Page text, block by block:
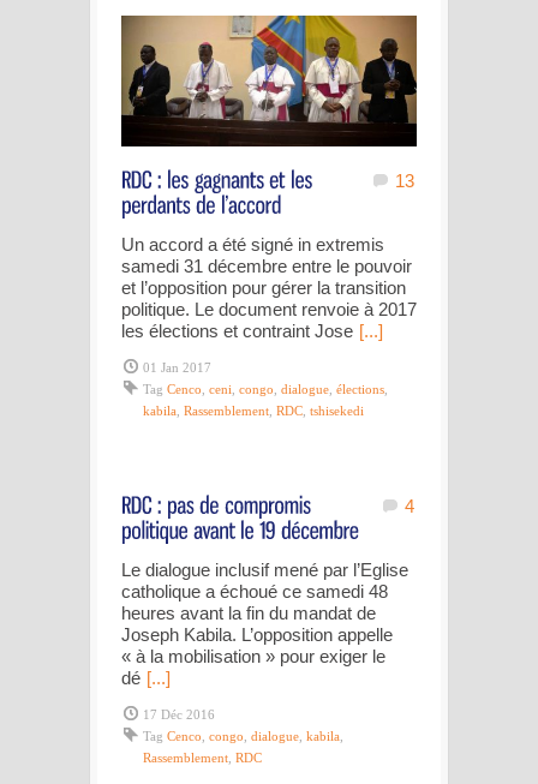
13
Un accord a été signé in extremis
samedi 31 décembre entre le pouvoir
et l’opposition pour gérer la transition
politique. Le document renvoie à 2017
les élections et contraint Jose [...]
01 Jan 2017
Tag Cenco ceni congo dialogue élections
kabila Rassemblement RDC tshisekedi
4
Le dialogue inclusif mené par l’Eglise
catholique a échoué ce samedi 48
heures avant la fin du mandat de
Joseph Kabila. L’opposition appelle
« à la mobilisation » pour exiger le
dé [...]
17 Déc 2016
Tag Cenco congo dialogue kabila
Rassemblement RDC